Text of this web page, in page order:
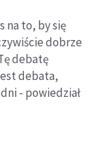
na to, by się
dobrze
debatę
debata,
- powiedział